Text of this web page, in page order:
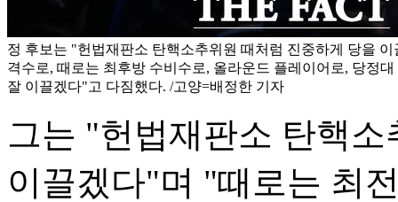
정 후보는 "헌법재판소 탄핵소추위원 때처럼 진중하게 당을
격수로, 때로는 최후방 수비수로, 올라운드 플레이어로, 당정
잘 이끌겠다"고 다짐했다. /고양=배정한 기자
그는 "헌법재판소 탄핵
이끌겠다"며 "때로는 최